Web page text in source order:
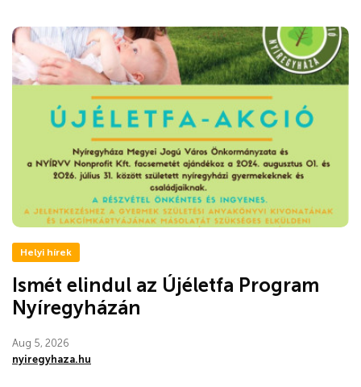
Helyi hírek
Ismét elindul az Újéletfa Program
Nyíregyházán
Aug 5, 2026
nyiregyhaza.hu